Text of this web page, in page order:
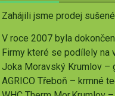
Zahájili jsme prodej
V roce 2007 byla
Firmy které se podílely na
Joka Moravský Krumlov –
AGRICO Třeboň – krmné